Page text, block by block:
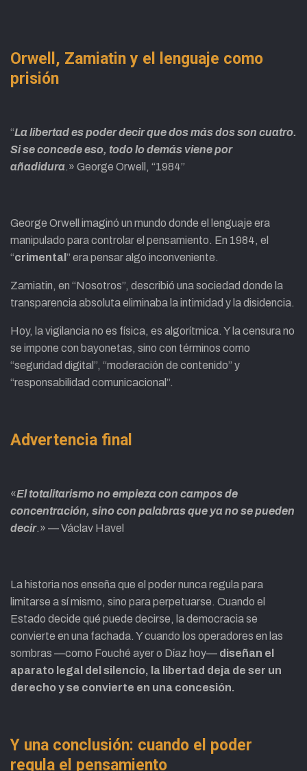
Orwell, Zamiatin y el lenguaje como
prisión
“La libertad es poder decir que dos más dos son cuatro.
Si se concede eso, todo lo demás viene por
añadidura.» George Orwell, “1984”
George Orwell imaginó un mundo donde el lenguaje era
manipulado para controlar el pensamiento. En 1984, el
“crimental ” era pensar algo inconveniente.
Zamiatin, en “Nosotros”, describió una sociedad donde la
transparencia absoluta eliminaba la intimidad y la disidencia.
Hoy, la vigilancia no es física, es algorítmica. Y la censura no
se impone con bayonetas, sino con términos como
“seguridad digital”, “moderación de contenido” y
“responsabilidad comunicacional”.
Advertencia final
«El totalitarismo no empieza con campos de
concentración, sino con palabras que ya no se pueden
decir.» — Václav Havel
La historia nos enseña que el poder nunca regula para
limitarse a sí mismo, sino para perpetuarse. Cuando el
Estado decide qué puede decirse, la democracia se
convierte en una fachada. Y cuando los operadores en las
sombras —como Fouché ayer o Díaz hoy— diseñan el
aparato legal del silencio, la libertad deja de ser un
derecho y se convierte en una concesión.
Y una conclusión: cuando el poder
regula el pensamiento